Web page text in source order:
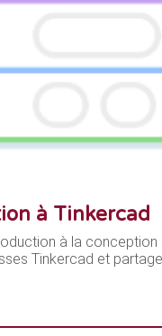
à Tinkercad
à la conception
Tinkercad et